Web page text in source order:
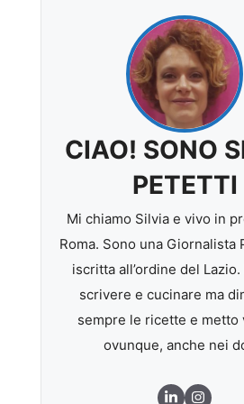
CIAO! SONO
PETETTI
Mi chiamo Silvia e vivo in
Roma. Sono una Giornalista
iscritta all’ordine del
scrivere e cucinare ma
sempre le ricette e metto
ovunque, anche nei